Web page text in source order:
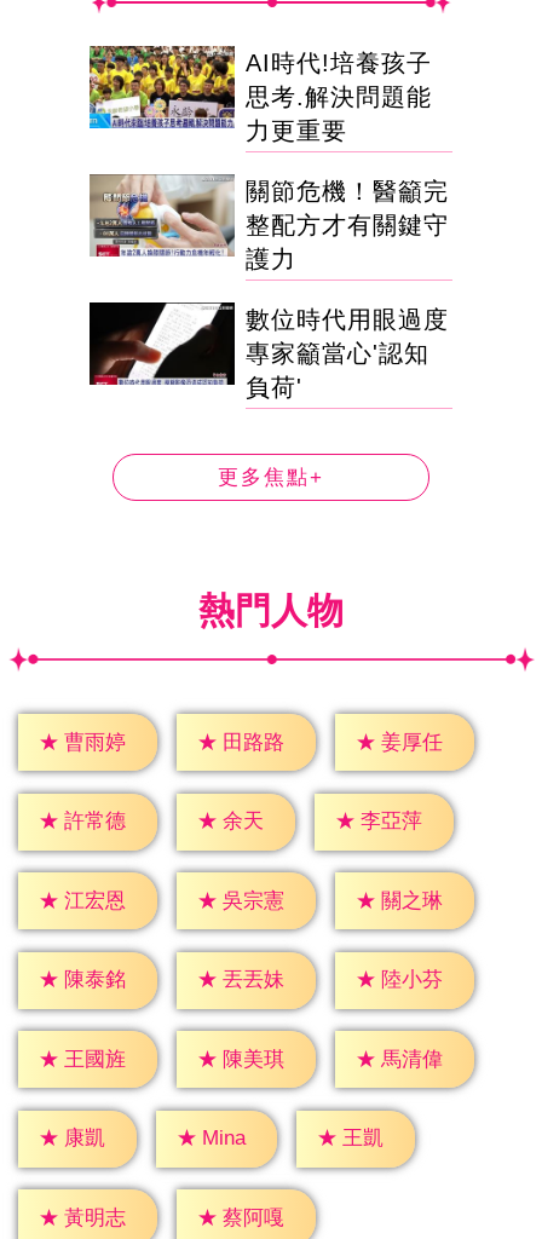
AI時代!培養孩子
思考.解決問題能
力更重要
關節危機！醫籲完
整配方才有關鍵守
護力
數位時代用眼過度
專家籲當心'認知
負荷'
更多焦點+
熱門人物
★ 曹雨婷 ★ 田路路 ★ 姜厚任
★ 許常德 ★ 余天 ★ 李亞萍
★ 江宏恩 ★ 吳宗憲 ★ 關之琳
★ 陳泰銘 ★ 丟丟妹 ★ 陸小芬
★ 王國旌 ★ 陳美琪 ★ 馬清偉
★ 康凱 ★ Mina ★ 王凱
★ 黃明志 ★ 蔡阿嘎